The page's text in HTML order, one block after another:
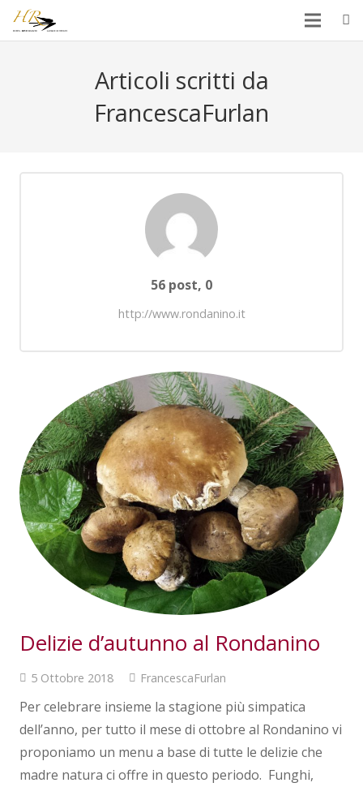
Articoli scritti da
FrancescaFurlan
56 post, 0Commenti
http://www.rondanino.it
Delizie d’autunno al Rondanino
5 Ottobre 2018 FrancescaFurlan
Per celebrare insieme la stagione più simpatica
dell’anno, per tutto il mese di ottobre al Rondanino vi
proponiamo un menu a base di tutte le delizie che
madre natura ci offre in questo periodo. Funghi,